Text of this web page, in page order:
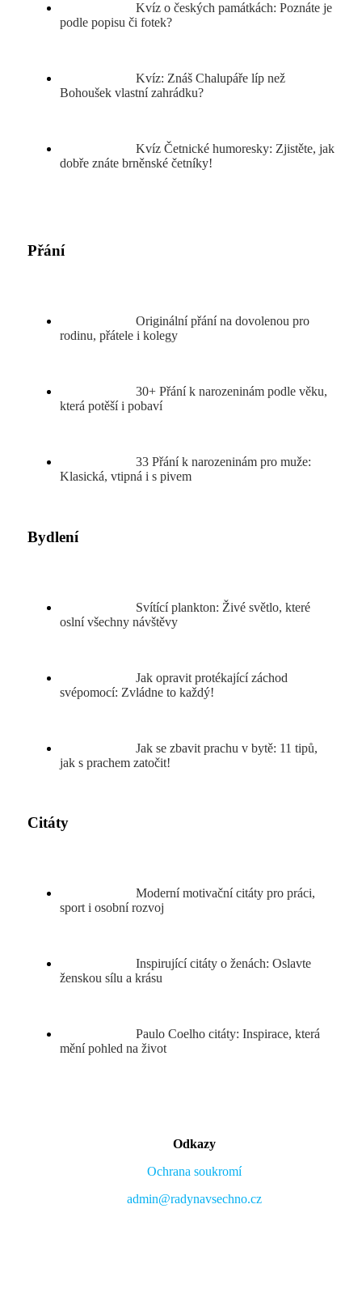
Kvíz o českých památkách: Poznáte je
podle popisu či fotek?
Kvíz: Znáš Chalupáře líp než
Bohoušek vlastní zahrádku?
Kvíz Četnické humoresky: Zjistěte, jak
dobře znáte brněnské četníky!
Přání
Originální přání na dovolenou pro
rodinu, přátele i kolegy
30+ Přání k narozeninám podle věku,
která potěší i pobaví
33 Přání k narozeninám pro muže:
Klasická, vtipná i s pivem
Bydlení
Svítící plankton: Živé světlo, které
oslní všechny návštěvy
Jak opravit protékající záchod
svépomocí: Zvládne to každý!
Jak se zbavit prachu v bytě: 11 tipů,
jak s prachem zatočit!
Citáty
Moderní motivační citáty pro práci,
sport i osobní rozvoj
Inspirující citáty o ženách: Oslavte
ženskou sílu a krásu
Paulo Coelho citáty: Inspirace, která
mění pohled na život
Odkazy
Ochrana soukromí
admin@radynavsechno.cz